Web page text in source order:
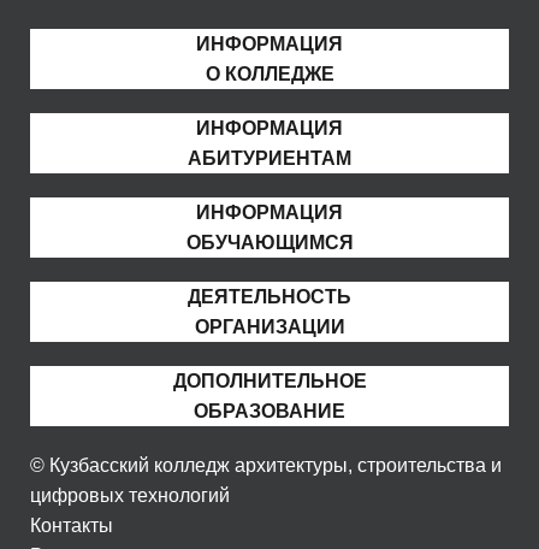
ИНФОРМАЦИЯ
О КОЛЛЕДЖЕ
ИНФОРМАЦИЯ
АБИТУРИЕНТАМ
ИНФОРМАЦИЯ
ОБУЧАЮЩИМСЯ
ДЕЯТЕЛЬНОСТЬ
ОРГАНИЗАЦИИ
ДОПОЛНИТЕЛЬНОЕ
ОБРАЗОВАНИЕ
© Кузбасский колледж архитектуры, строительства и
цифровых технологий
Контакты